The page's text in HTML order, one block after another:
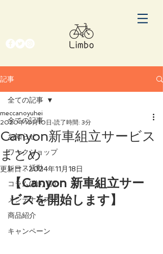
記事
全ての記事
お知らせ
ワークショップ
レース活動
コラム(独り言)
メンテナンス
商品紹介
キャンペーン
全ての記事
Canyon新車組立サービス
まとめ
meccanoyuhei
2020年10月10日 読了時間: 3分
更新日：2024年11月18日
【Canyon 新車組立サー
ビスを開始します】